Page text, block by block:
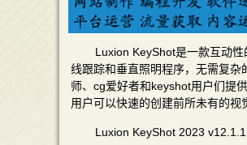
Luxion KeyShot是一款互动
线跟踪和垂直照明程序，无需复
师、cg爱好者和keyshot用户们提
用户可以快速的创建前所未有的视
Luxion KeyShot 2023